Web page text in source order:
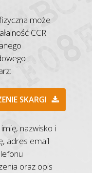
może
CCR
SKARGI
nazwisko i
adres email
oraz opis